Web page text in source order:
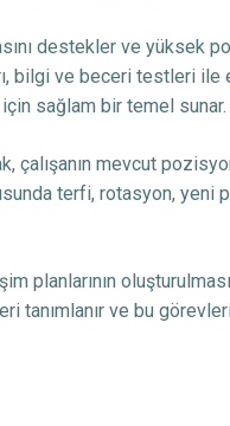
destekler ve yüksek
bilgi ve beceri testleri ile
sağlam bir temel sunar.
çalışanın mevcut
terfi, rotasyon, yeni
planlarının
tanımlanır ve bu